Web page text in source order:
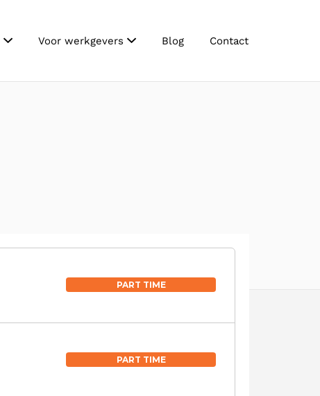
Voor werkgevers Blog Contact
PART TIME
PART TIME